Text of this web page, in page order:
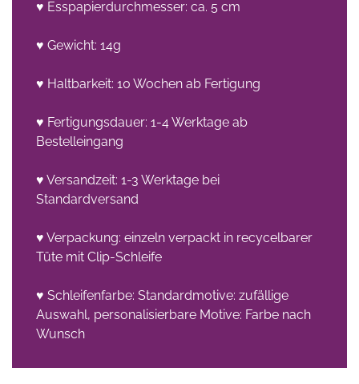
♥ Esspapierdurchmesser: ca. 5 cm
♥ Gewicht: 14g
♥ Haltbarkeit: 10 Wochen ab Fertigung
♥ Fertigungsdauer: 1-4 Werktage ab
Bestelleingang
♥ Versandzeit: 1-3 Werktage bei
Standardversand
♥ Verpackung: einzeln verpackt in recycelbarer
Tüte mit Clip-Schleife
♥ Schleifenfarbe: Standardmotive: zufällige
Auswahl, personalisierbare Motive: Farbe nach
Wunsch